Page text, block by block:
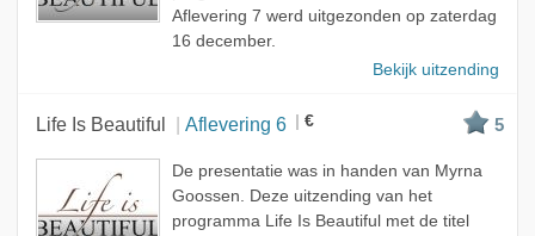
Aflevering 7 werd uitgezonden op zaterdag
16 december.
Bekijk uitzending
Life Is Beautiful Aflevering 6 € 5
De presentatie was in handen van Myrna
Goossen. Deze uitzending van het
programma Life Is Beautiful met de titel